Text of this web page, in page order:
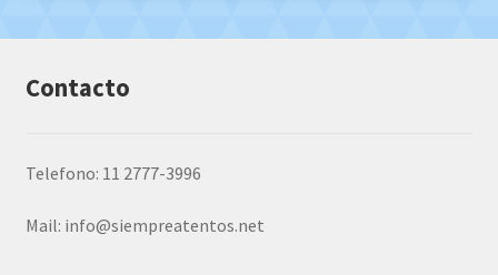
Contacto
Telefono: 11 2777-3996
Mail: info@siempreatentos.net